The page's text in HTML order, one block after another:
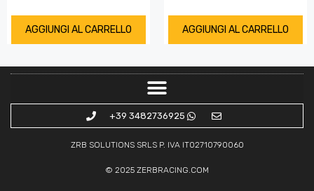
AGGIUNGI AL CARRELLO AGGIUNGI AL CARRELLO
+39 3482736925
ZRB SOLUTIONS SRLS P. IVA IT02710790060
© 2025 ZERBRACING.COM